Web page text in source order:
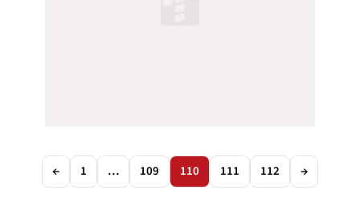
← 1 … 109 110 111 112 →